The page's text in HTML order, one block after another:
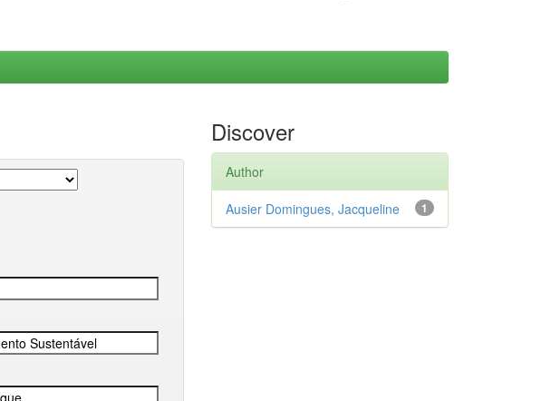
Discover
Author
1
Ausier Domingues, Jacqueline